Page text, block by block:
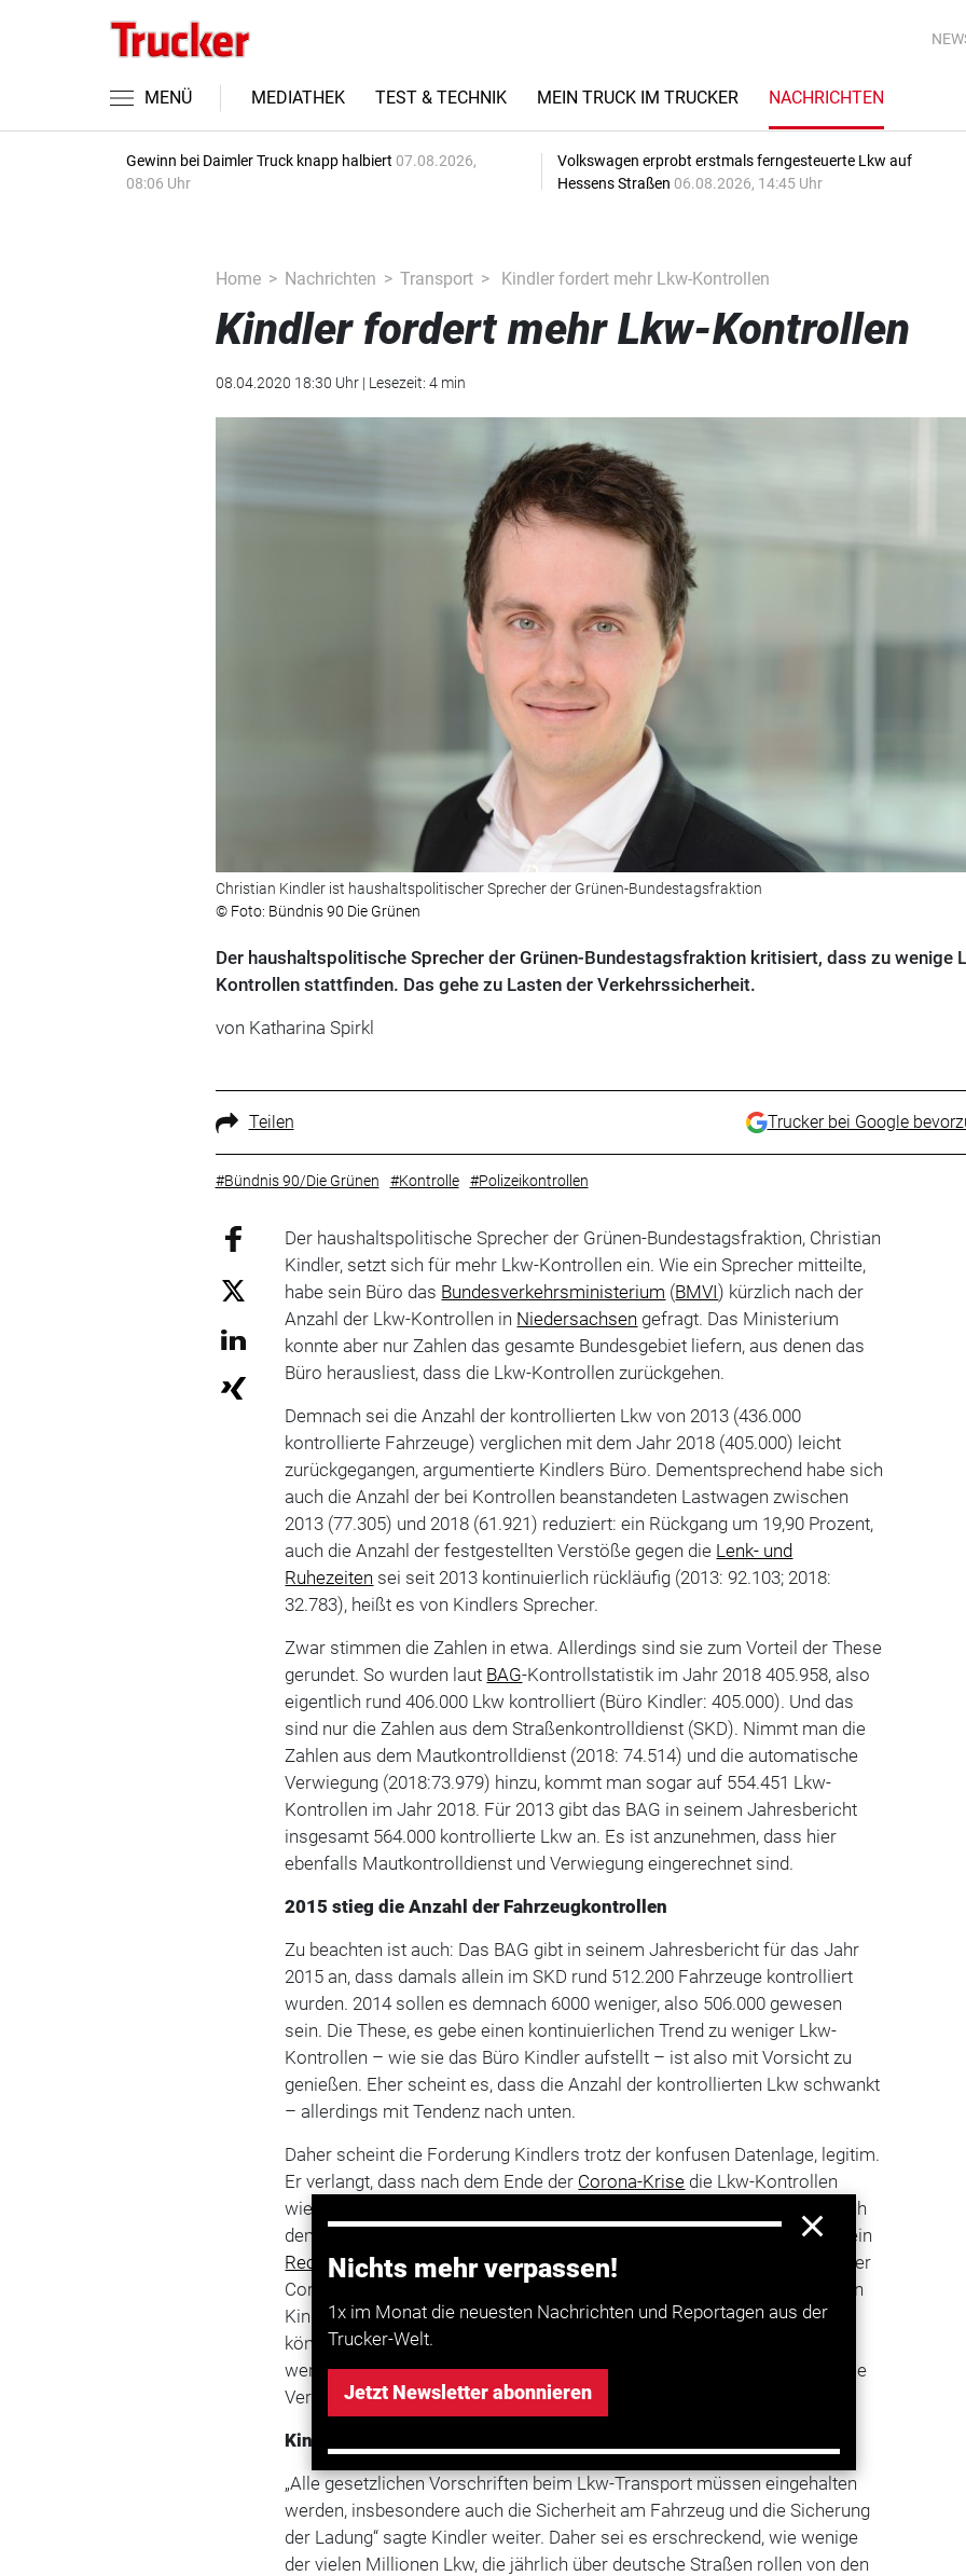
MENÜ MEDIATHEK TEST & TECHNIK MEIN TRUCK IM TRUCKER NACHRICHTEN
Gewinn bei Daimler Truck knapp halbiert 07.08.2026,
08:06 Uhr
Volkswagen erprobt erstmals ferngesteuerte Lkw auf
Hessens Straßen 06.08.2026, 14:45 Uhr
Home Nachrichten Transport Kindler fordert mehr Lkw-Kontrollen
Kindler fordert mehr Lkw-Kontrollen
08.04.2020 18:30 Uhr | Lesezeit: 4 min
Christian Kindler ist haushaltspolitischer Sprecher der Grünen-Bundestagsfraktion
© Foto: Bündnis 90 Die Grünen
Der haushaltspolitische Sprecher der Grünen-Bundestagsfraktion kritisiert, dass zu wenige
Kontrollen stattfinden. Das gehe zu Lasten der Verkehrssicherheit.
von Katharina Spirkl
Teilen Trucker bei Google
#Bündnis 90/Die Grünen #Kontrolle #Polizeikontrollen
Nichts mehr verpassen!
1x im Monat die neuesten Nachrichten und Reportagen aus der
Trucker-Welt.
Jetzt Newsletter abonnieren
Der haushaltspolitische Sprecher der Grünen-Bundestagsfraktion, Christian
Kindler, setzt sich für mehr Lkw-Kontrollen ein. Wie ein Sprecher mitteilte,
habe sein Büro das Bundesverkehrsministerium (BMVI) kürzlich nach der
Anzahl der Lkw-Kontrollen in Niedersachsen gefragt. Das Ministerium
konnte aber nur Zahlen das gesamte Bundesgebiet liefern, aus denen das
Büro herausliest, dass die Lkw-Kontrollen zurückgehen.
Demnach sei die Anzahl der kontrollierten Lkw von 2013 (436.000
kontrollierte Fahrzeuge) verglichen mit dem Jahr 2018 (405.000) leicht
zurückgegangen, argumentierte Kindlers Büro. Dementsprechend habe sich
auch die Anzahl der bei Kontrollen beanstandeten Lastwagen zwischen
2013 (77.305) und 2018 (61.921) reduziert: ein Rückgang um 19,90 Prozent,
auch die Anzahl der festgestellten Verstöße gegen die Lenk- und
Ruhezeiten sei seit 2013 kontinuierlich rückläufig (2013: 92.103; 2018:
32.783), heißt es von Kindlers Sprecher.
Zwar stimmen die Zahlen in etwa. Allerdings sind sie zum Vorteil der These
gerundet. So wurden laut BAG-Kontrollstatistik im Jahr 2018 405.958, also
eigentlich rund 406.000 Lkw kontrolliert (Büro Kindler: 405.000). Und das
sind nur die Zahlen aus dem Straßenkontrolldienst (SKD). Nimmt man die
Zahlen aus dem Mautkontrolldienst (2018: 74.514) und die automatische
Verwiegung (2018:73.979) hinzu, kommt man sogar auf 554.451 Lkw-
Kontrollen im Jahr 2018. Für 2013 gibt das BAG in seinem Jahresbericht
insgesamt 564.000 kontrollierte Lkw an. Es ist anzunehmen, dass hier
ebenfalls Mautkontrolldienst und Verwiegung eingerechnet sind.
2015 stieg die Anzahl der Fahrzeugkontrollen
Zu beachten ist auch: Das BAG gibt in seinem Jahresbericht für das Jahr
2015 an, dass damals allein im SKD rund 512.200 Fahrzeuge kontrolliert
wurden. 2014 sollen es demnach 6000 weniger, also 506.000 gewesen
sein. Die These, es gebe einen kontinuierlichen Trend zu weniger Lkw-
Kontrollen – wie sie das Büro Kindler aufstellt – ist also mit Vorsicht zu
genießen. Eher scheint es, dass die Anzahl der kontrollierten Lkw schwankt
– allerdings mit Tendenz nach unten.
Daher scheint die Forderung Kindlers trotz der konfusen Datenlage, legitim.
Er verlangt, dass nach dem Ende der Corona-Krise die Lkw-Kontrollen
wiedereingeführt und ausgeweitet werden sollen. Das diene letztlich auch
dem Arbeitsschutz und der
. „Alle Lkw-Fahrer haben ein
Rechtauf Erholungsphasen und faire Arbeitsbedingungen. Nicht nur in der
Corona-Krise, sondern auch, wenn diese wieder vorüber ist“, heißt es von
Kindler. Die anderen Verkehrsteilnehmer müssten sich darauf verlassen
können, dass die Lenk- und Ruhezeiten in
werden, denn übermüdete Lkw-Fahrer seien ein erhebliches Risiko für die
Verkehrssicherheit und für sich selbst.
Kindler: Wenige Kontrollen führen zu Wettbewerbsverzerrung
„Alle gesetzlichen Vorschriften beim Lkw-Transport müssen eingehalten
werden, insbesondere auch die Sicherheit am Fahrzeug und die Sicherung
der Ladung“ sagte Kindler weiter. Daher sei es erschreckend, wie wenige
der vielen Millionen Lkw, die jährlich über deutsche Straßen rollen von den